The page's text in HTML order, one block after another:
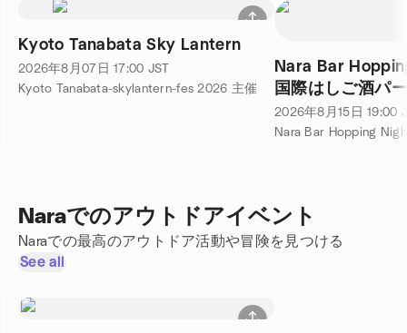
Kyoto Tanabata Sky Lantern
2026年8月07日 17:00 JST
Kyoto Tanabata-skylantern-fes 2026 主催
Nara Bar
国際はしご酒パ
2026年8月15日 19:00
Naraでのアウトドアイベント
Naraでの最高のアウトドア活動や冒険を見つける
See all